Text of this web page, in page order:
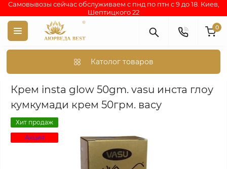
Самовывозы сейчас обслуживаем с пнд по птн с 9 до 18. Киев,
Шептицкого 22
0
Католог товаров
Аюрведа каталог индийских товаров АЮРВЕДИЧЕСКАЯ
Крем insta glow 50gm. vasu инста глоу
кумкумади крем 50грм. васу
Хит продаж
Акция